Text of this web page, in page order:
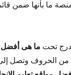
ما بأنها ضمن
تحت ما هى أفضل
من الحروف وتصل